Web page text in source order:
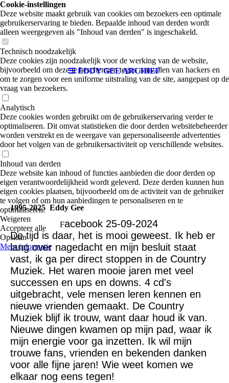
EDDY GEE ARCHIEF
and Line
Dancers -
since 2001
1995-2025 Eddy Gee
Facebook 25-09-2024
De tijd is daar, het is mooi geweest. Ik heb er
lang over nagedacht en mijn besluit staat
vast, ik ga per direct stoppen in de Country
Muziek. Het waren mooie jaren met veel
successen en ups en downs. 4 cd's
uitgebracht, vele mensen leren kennen en
nieuwe vrienden gemaakt. De Country
Muziek blijf ik trouw, want daar houd ik van.
Nieuwe dingen kwamen op mijn pad, waar ik
mijn energie voor ga inzetten. Ik wil mijn
trouwe fans, vrienden en bekenden danken
voor alle fijne jaren! Wie weet komen we
elkaar nog eens tegen!
Cookie-instellingen
Deze website maakt gebruik van cookies om bezoekers een optimale
gebruikerservaring te bieden. Bepaalde inhoud van derden wordt
alleen weergegeven als "Inhoud van derden" is ingeschakeld.
Technisch noodzakelijk
Deze cookies zijn noodzakelijk voor de werking van de website,
bijvoorbeeld om deze te beschermen tegen aanvallen van hackers en
om te zorgen voor een uniforme uitstraling van de site, aangepast op de
vraag van bezoekers.
Analytisch
Deze cookies worden gebruikt om de gebruikerservaring verder te
optimaliseren. Dit omvat statistieken die door derden websitebeheerder
worden verstrekt en de weergave van gepersonaliseerde advertenties
door het volgen van de gebruikersactiviteit op verschillende websites.
Inhoud van derden
Deze website kan inhoud of functies aanbieden die door derden op
eigen verantwoordelijkheid wordt geleverd. Deze derden kunnen hun
eigen cookies plaatsen, bijvoorbeeld om de activiteit van de gebruiker
te volgen of om hun aanbiedingen te personaliseren en te
optimaliseren.
Weigeren
Accepteer alle
Opslaan
Meer informatie